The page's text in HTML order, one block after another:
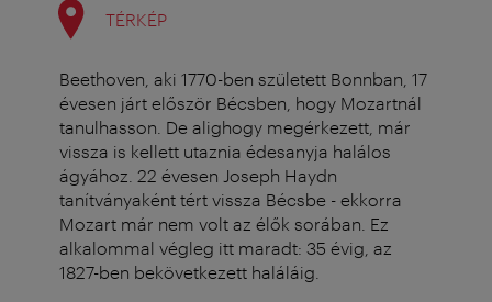
TÉRKÉP
Beethoven, aki 1770-ben született Bonnban, 17
évesen járt először Bécsben, hogy Mozartnál
tanulhasson. De alighogy megérkezett, már
vissza is kellett utaznia édesanyja halálos
ágyához. 22 évesen Joseph Haydn
tanítványaként tért vissza Bécsbe - ekkorra
Mozart már nem volt az élők sorában. Ez
alkalommal végleg itt maradt: 35 évig, az
1827-ben bekövetkezett haláláig.